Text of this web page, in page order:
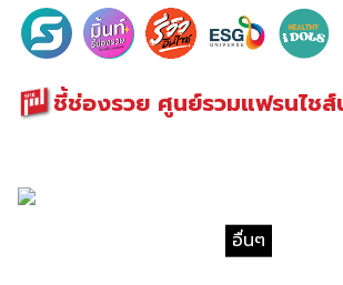
ชี้ช่องรวย ศูนย์รวมแฟรนไชส์
Search
for:
อื่นๆ